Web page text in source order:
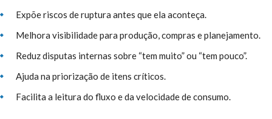
Expõe riscos de ruptura antes que ela aconteça.
Melhora visibilidade para produção, compras e planejamento.
Reduz disputas internas sobre “tem muito” ou “tem pouco”.
Ajuda na priorização de itens críticos.
Facilita a leitura do fluxo e da velocidade de consumo.